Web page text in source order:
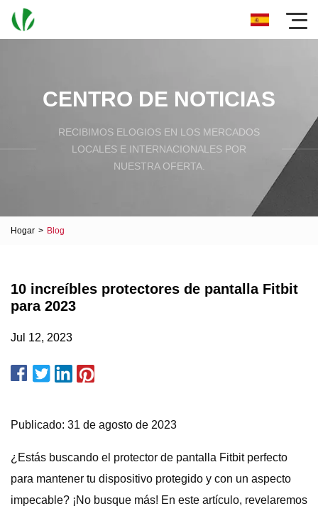
CENTRO DE NOTICIAS
RECIBIMOS ELOGIOS EN LOS MERCADOS
LOCALES E INTERNACIONALES POR
NUESTRA OFERTA.
Hogar > Blog
10 increíbles protectores de pantalla Fitbit
para 2023
Jul 12, 2023
Publicado: 31 de agosto de 2023
¿Estás buscando el protector de pantalla Fitbit perfecto
para mantener tu dispositivo protegido y con un aspecto
impecable? ¡No busque más! En este artículo, revelaremos